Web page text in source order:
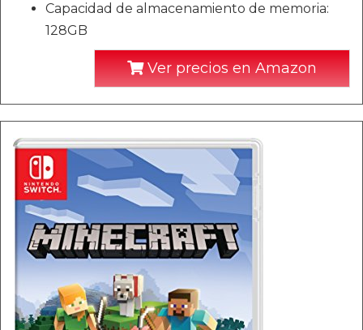
Capacidad de almacenamiento de memoria:
128GB
Ver precios en Amazon